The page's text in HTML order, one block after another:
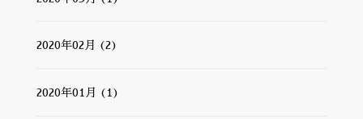
2020年02月 (2)
2020年01月 (1)